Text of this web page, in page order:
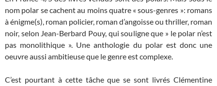
nom polar se cachent au moins quatre « sous-genres »: romans
à énigme(s), roman policier, roman d’angoisse ou thriller, roman
noir, selon Jean-Berbard Pouy, qui souligne que » le polar n’est
pas monolithique ». Une anthologie du polar est donc une
oeuvre aussi ambitieuse que le genre est complexe.
C’est pourtant à cette tâche que se sont livrés Clémentine